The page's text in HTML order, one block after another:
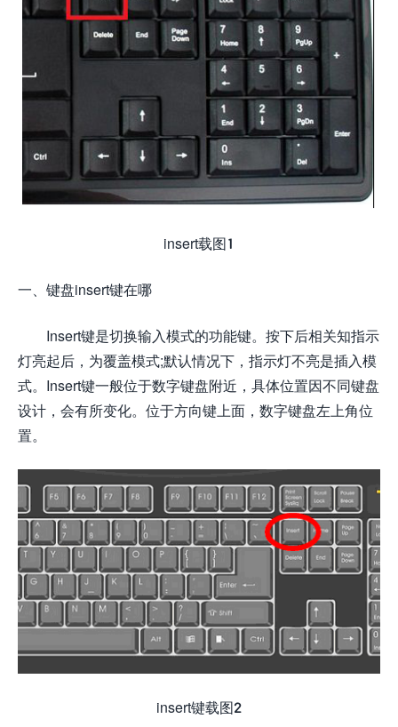
insert载图1
一、键盘insert键在哪
Insert键是切换输入模式的功能键。按下后相关知指示
灯亮起后，为覆盖模式;默认情况下，指示灯不亮是插入模
式。Insert键一般位于数字键盘附近，具体位置因不同键盘
设计，会有所变化。位于方向键上面，数字键盘左上角位
置。
insert键载图2